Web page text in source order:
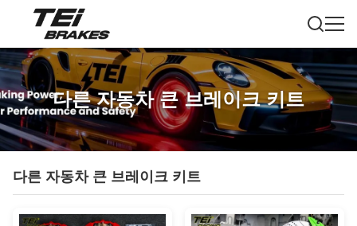
다른 자동차 큰 브레이크 키트
다른 자동차 큰 브레이크 키트